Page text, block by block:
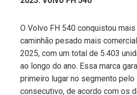
O Volvo FH 540 conquistou
caminhão pesado mais
2025, com um total de 5.403
ao longo do ano. Essa marca
primeiro lugar no segmento pelo
consecutivo, de acordo com os